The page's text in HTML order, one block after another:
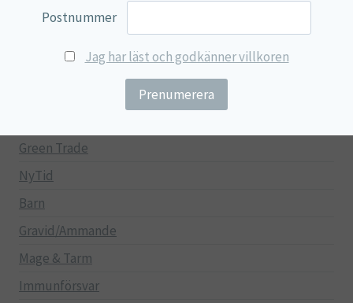
Multi Nutrient
Lamberts
Svenska Örtmedicinska Institutet
Green Trade
NyTid
Barn
Gravid/Ammande
Mage & Tarm
Immunförsvar
Postnummer
Jag har läst och godkänner villkoren